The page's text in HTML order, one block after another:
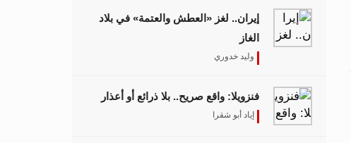
إيران.. لغز «العطش والعتمة» في بلاد
الغاز
وليد خدوري
فنزويلا: واقع صريح.. بلا ذرائع أو أعذار
إياد أبو شقرا